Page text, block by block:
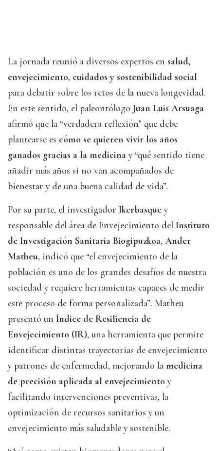
La jornada reunió a diversos expertos en salud,
envejecimiento, cuidados y sostenibilidad social
para debatir sobre los retos de la nueva longevidad.
En este sentido, el paleontólogo Juan Luis Arsuaga
afirmó que la “verdadera reflexión” que debe
plantearse es cómo se quieren vivir los años
ganados gracias a la medicina y “qué sentido tiene
añadir más años si no van acompañados de
bienestar y de una buena calidad de vida”.
Por su parte, el investigador Ikerbasque y
responsable del área de Envejecimiento del Instituto
de Investigación Sanitaria Biogipuzkoa, Ander
Matheu, indicó que “el envejecimiento de la
población es uno de los grandes desafíos de nuestra
sociedad y requiere herramientas capaces de medir
este proceso de forma personalizada”. Matheu
presentó un Índice de Resiliencia de
Envejecimiento (IR), una herramienta que permite
identificar distintas trayectorias de envejecimiento
y patrones de enfermedad, mejorando la medicina
de precisión aplicada al envejecimiento y
facilitando intervenciones preventivas, la
optimización de recursos sanitarios y un
envejecimiento más saludable y sostenible.